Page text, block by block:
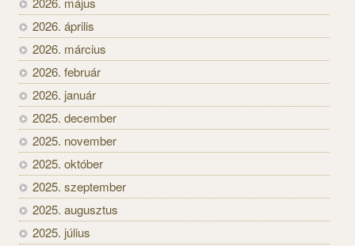
2026. április
2026. március
2026. február
2026. január
2025. december
2025. november
2025. október
2025. szeptember
2025. augusztus
2025. július